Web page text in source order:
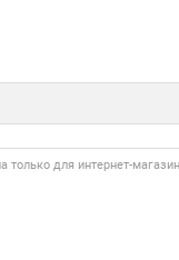
только для интернет-